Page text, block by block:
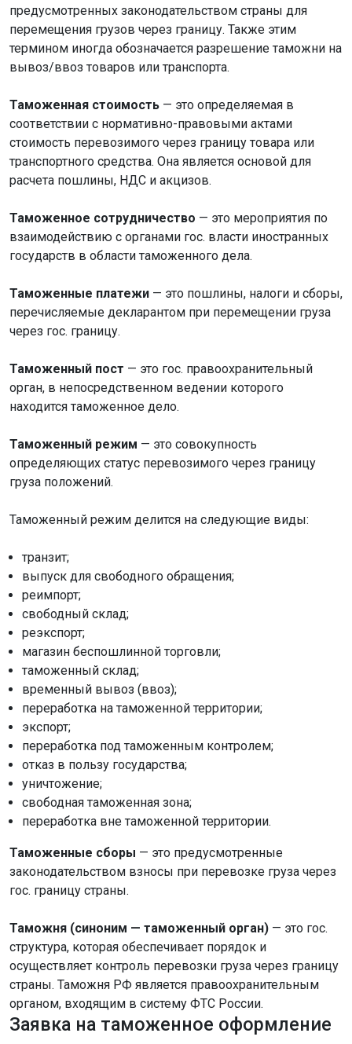
предусмотренных законодательством страны для
перемещения грузов через границу. Также этим
термином иногда обозначается разрешение таможни на
вывоз/ввоз товаров или транспорта.
Таможенная стоимость — это определяемая в
соответствии с нормативно-правовыми актами
стоимость перевозимого через границу товара или
транспортного средства. Она является основой для
расчета пошлины, НДС и акцизов.
Таможенное сотрудничество — это мероприятия по
взаимодействию с органами гос. власти иностранных
государств в области таможенного дела.
Таможенные платежи — это пошлины, налоги и сборы,
перечисляемые декларантом при перемещении груза
через гос. границу.
Таможенный пост — это гос. правоохранительный
орган, в непосредственном ведении которого
находится таможенное дело.
Таможенный режим — это совокупность
определяющих статус перевозимого через границу
груза положений.
Таможенный режим делится на следующие виды:
транзит;
выпуск для свободного обращения;
реимпорт;
свободный склад;
реэкспорт;
магазин беспошлинной торговли;
таможенный склад;
временный вывоз (ввоз);
переработка на таможенной территории;
экспорт;
переработка под таможенным контролем;
отказ в пользу государства;
уничтожение;
свободная таможенная зона;
переработка вне таможенной территории.
Таможенные сборы — это предусмотренные
законодательством взносы при перевозке груза через
гос. границу страны.
Таможня (синоним — таможенный орган) — это гос.
структура, которая обеспечивает порядок и
осуществляет контроль перевозки груза через границу
страны. Таможня РФ является правоохранительным
органом, входящим в систему ФТС России.
Заявка на таможенное оформление